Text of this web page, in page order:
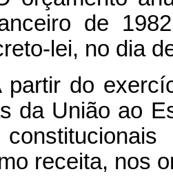
de
lei, no dia
do
da União ao
receita, nos